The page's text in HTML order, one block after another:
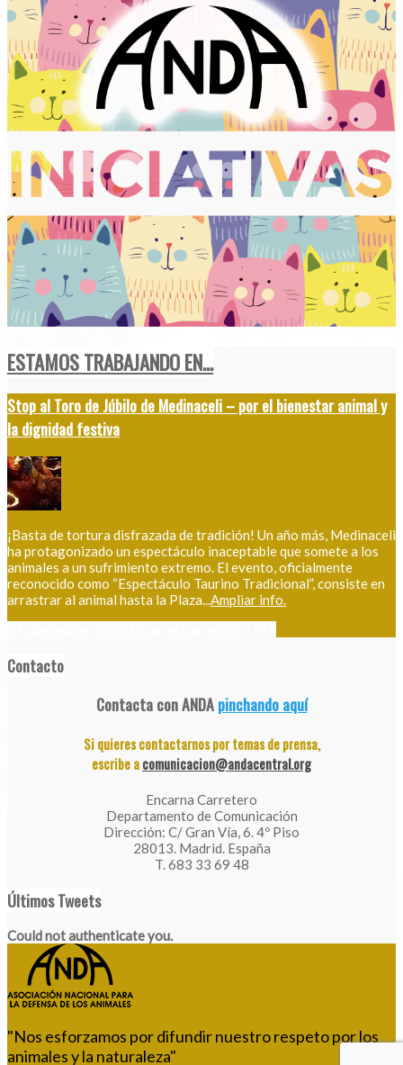
ESTAMOS TRABAJANDO EN...
Stop al Toro de Júbilo de Medinaceli – por el bienestar animal y
la dignidad festiva
¡Basta de tortura disfrazada de tradición! Un año más, Medinaceli
ha protagonizado un espectáculo inaceptable que somete a los
animales a un sufrimiento extremo. El evento, oficialmente
reconocido como “Espectáculo Taurino Tradicional”, consiste en
arrastrar al animal hasta la Plaza...Ampliar info.
Contacto
Contacta con ANDApinchando aquí
Si quieres contactarnos por temas de prensa,
escribe acomunicacion@andacentral.org
Encarna Carretero
Departamento de Comunicación
Dirección: C/ Gran Vía, 6. 4º Piso
28013. Madrid. España
T. 683 33 69 48
Últimos Tweets
Could not authenticate you.
"Nos esforzamos por difundir nuestro respeto por los
animales y la naturaleza"